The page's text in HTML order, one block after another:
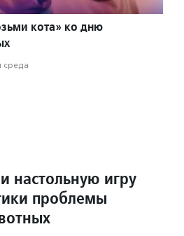
кота» ко дню
настольную игру
проблемы